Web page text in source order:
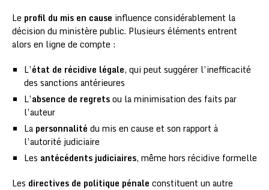
Le profil du mis en cause influence considérablement la
décision du ministère public. Plusieurs éléments entrent
alors en ligne de compte :
L’état de récidive légale, qui peut suggérer l’inefficacité
des sanctions antérieures
L’absence de regretsou la minimisation des faits par
l’auteur
La personnalité du mis en cause et son rapport à
l’autorité judiciaire
Les antécédents judiciaires, même hors récidive formelle
Les directives de politique pénale constituent un autre